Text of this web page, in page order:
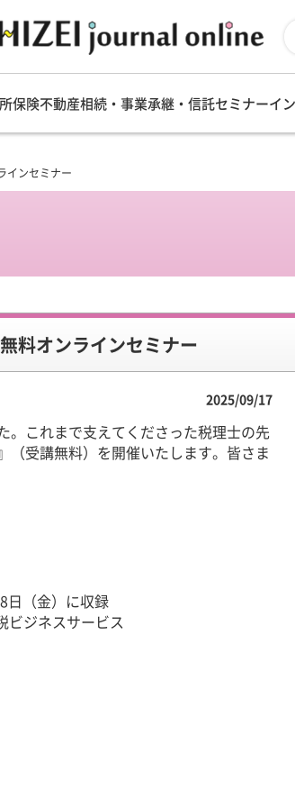
保険不動産相続・事業承継・信託セミナーイ
インセミナー
料オンラインセミナー
2025/09/17
これまで支えてくださった税理士の先
（受講無料）を開催いたします。皆さま
（金）に収録
ジネスサービス